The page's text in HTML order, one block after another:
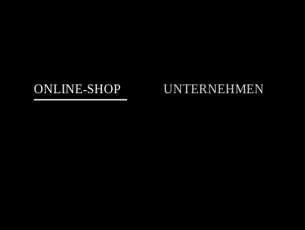
ONLINE-SHOP UNTERNEHMEN